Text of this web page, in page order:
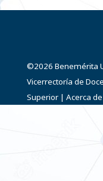
©2026 Benemérita
Vicerrectoría de
Superior | Acerca de